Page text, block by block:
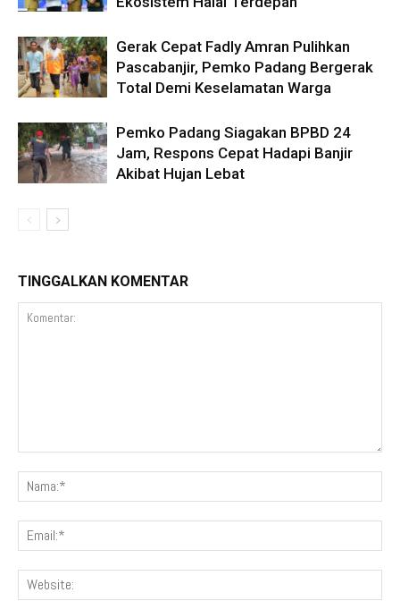
Gerak Cepat Fadly Amran Pulihkan
Pascabanjir, Pemko Padang Bergerak
Total Demi Keselamatan Warga
Pemko Padang Siagakan BPBD 24
Jam, Respons Cepat Hadapi Banjir
Akibat Hujan Lebat
TINGGALKAN KOMENTAR